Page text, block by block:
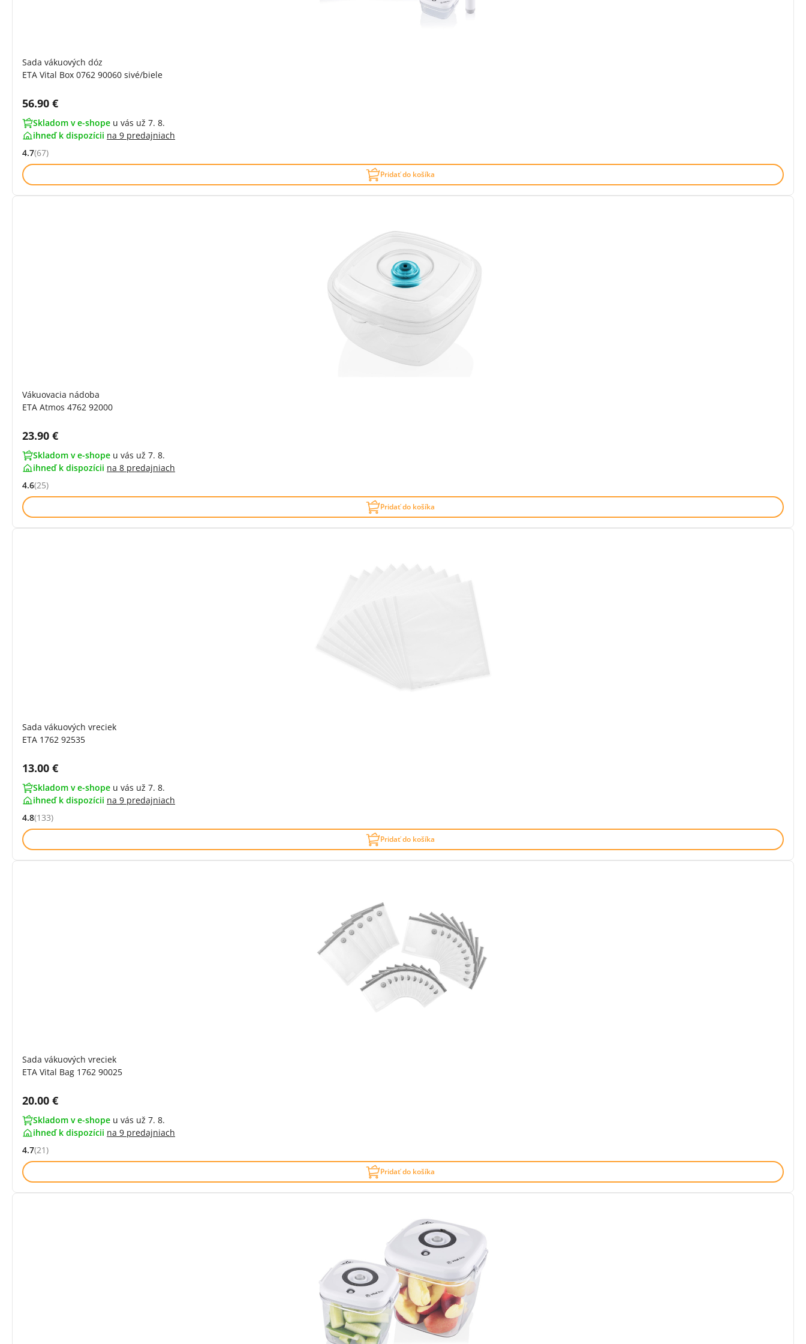
Sada vákuových dóz
ETA Vital Box 0762 90060 sivé/biele
Cena s DPH:
56.90 €
Skladom v e-shope u vás už 7. 8.
ihneď k dispozícii na 9 predajniach
Hodnocení: 4.7 z 5 (67 recenzí)
4.7(67)
Pridať do košíka
Vákuovacia nádoba
ETA Atmos 4762 92000
Cena s DPH:
23.90 €
Skladom v e-shope u vás už 7. 8.
ihneď k dispozícii na 8 predajniach
Hodnocení: 4.6 z 5 (25 recenzí)
4.6(25)
Pridať do košíka
Sada vákuových vreciek
ETA 1762 92535
Cena s DPH:
13.00 €
Skladom v e-shope u vás už 7. 8.
ihneď k dispozícii na 9 predajniach
Hodnocení: 4.8 z 5 (133 recenzí)
4.8(133)
Pridať do košíka
Sada vákuových vreciek
ETA Vital Bag 1762 90025
Cena s DPH:
20.00 €
Skladom v e-shope u vás už 7. 8.
ihneď k dispozícii na 9 predajniach
Hodnocení: 4.7 z 5 (21 recenzí)
4.7(21)
Pridať do košíka